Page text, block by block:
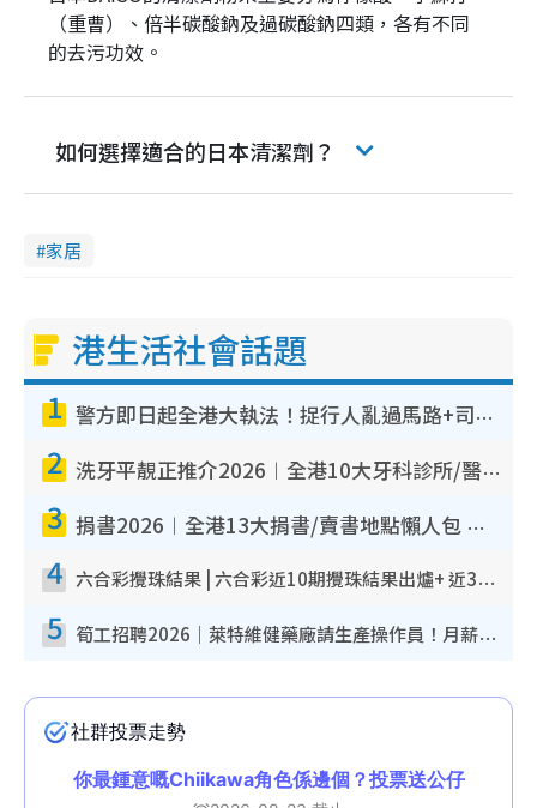
（重曹）、倍半碳酸鈉及過碳酸鈉四類，各有不同
的去污功效。
如何選擇適合的日本清潔劑？
家居
港生活社會話題
1 警方即日起全港大執法！捉行人亂過馬路+司機不專注駕駛！亂過馬路罰$2000
2 洗牙平靚正推介2026︱全港10大牙科診所/醫院懶人包 夜診至8點/鎮靜潔牙/醫療券適用
3 捐書2026︱全港13大捐書/賣書地點懶人包 二手課本最高$150＋舊書換免費咖啡/戲票
4 六合彩攪珠結果 | 六合彩近10期攪珠結果出爐+ 近30期最旺熱門中獎號碼
5 筍工招聘2026｜萊特維健藥廠請生產操作員！月薪高達$1.7萬 冷氣廠房/五天工作/保證雙糧